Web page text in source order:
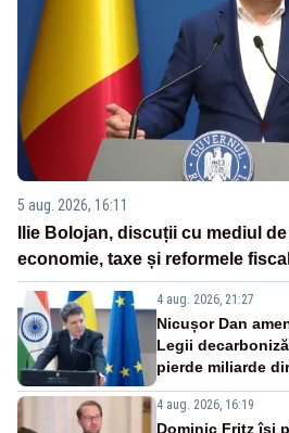
5 aug. 2026, 16:11
Ilie Bolojan, discuții cu mediul
economie, taxe și reformele
4 aug. 2026, 21:27
Nicușor Dan
Legii
pierde miliarde
4 aug. 2026, 16:19
Dominic Fritz își